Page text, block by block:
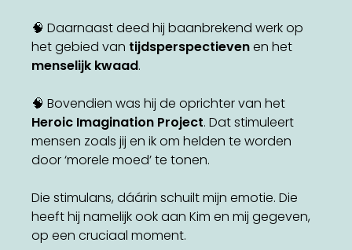
🧠 Daarnaast deed hij baanbrekend werk op
het gebied van tijdsperspectievenen het
menselijk kwaad.
🧠 Bovendien was hij de oprichter van het
Heroic Imagination Project. Dat stimuleert
mensen zoals jij en ik om helden te worden
door ‘morele moed’ te tonen.
Die stimulans, dáárin schuilt mijn emotie. Die
heeft hij namelijk ook aan Kim en mij gegeven,
op een cruciaal moment.